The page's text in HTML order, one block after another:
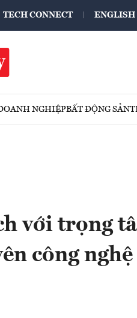
TECH CONNECT ENGLISH
NGHIỆPBẤT ĐỘNG SẢN
với trọng
công nghệ